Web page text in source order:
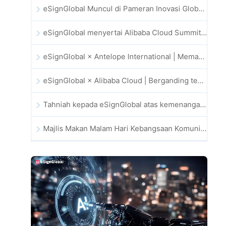
eSignGlobal Muncul di Pameran Inovasi Global GIS 2025
eSignGlobal menyertai Alibaba Cloud Summit 2025 Hong Kong bagi memacu inovasi awan dipacu AI dan kepercayaan digital
eSignGlobal × Antelope International | Memacu aliran kerja digital yang selamat dan dipacu AI
eSignGlobal × Alibaba Cloud | Berganding tenaga untuk memperkukuh kepercayaan digital global bagi fintech
Tahniah kepada eSignGlobal atas kemenangan Anugerah CAHK STAR 2025
Majlis Makan Malam Hari Kebangsaan Komuniti Teknologi dan Inovasi Hong Kong